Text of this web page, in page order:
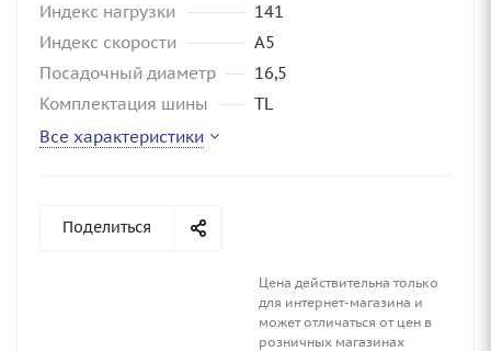
Индекс нагрузки
141
Индекс скорости
A5
Посадочный диаметр
16,5
Комплектация шины
TL
Все характеристики
Поделиться
Цена действительна только
для интернет-магазина и
может отличаться от цен в
розничных магазинах